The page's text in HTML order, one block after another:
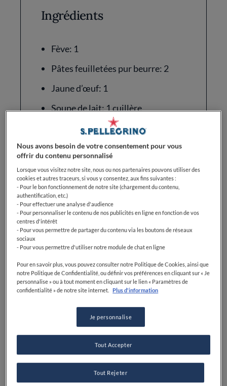
Ingrédients
Fève: 1
Pâtes feuilletées pur beurre: 2
Jaune d’œuf: 1
Soupe de lait: 1 cuillère
Beurre doux, à température
Œufs: 2
Sucre glace: 100 g
Poudre d’amande: 100 g
Soupe de rhum ou d’extrait
d’amande amère: 1 cuillère
Extrait de vanille: Quelques
gouttes
Mais fermes: 2 poires
Jus de citron: 1
Nous avons besoin de votre consentement pour vous
offrir du contenu personnalisé
Lorsque vous visitez notre site, nous ou nos partenaires pouvons utiliser des
cookies et autres traceurs, si vous y consentez, aux fins suivantes :
- Pour le bon fonctionnement de notre site (chargement du contenu,
authentification, etc.)
- Pour effectuer une analyse d'audience
- Pour personnaliser le contenu de nos publicités en ligne en fonction de vos
centres d'intérêt
- Pour vous permettre de partager du contenu via les boutons de réseaux
sociaux
- Pour vous permettre d'utiliser notre module de chat en ligne
Pour en savoir plus, vous pouvez consulter notre Politique de Cookies, ainsi que
notre Politique de Confidentialité, ou définir vos préférences en cliquant sur « Je
personnalise » ou à tout moment en cliquant sur le lien « Paramètres de
confidentialité » de notre site internet.
Plus d'information
Je personnalise
Tout Rejeter
Tout Accepter